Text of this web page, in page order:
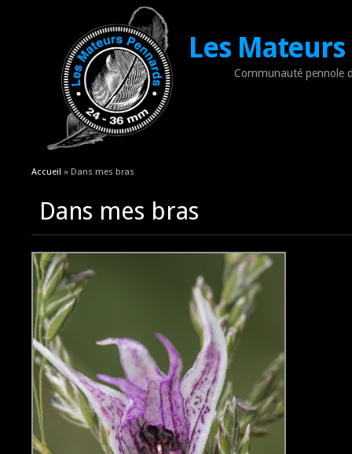
Les
Communauté pennole
Vous êtes ici
Accueil » Dans mes bras
Dans mes bras